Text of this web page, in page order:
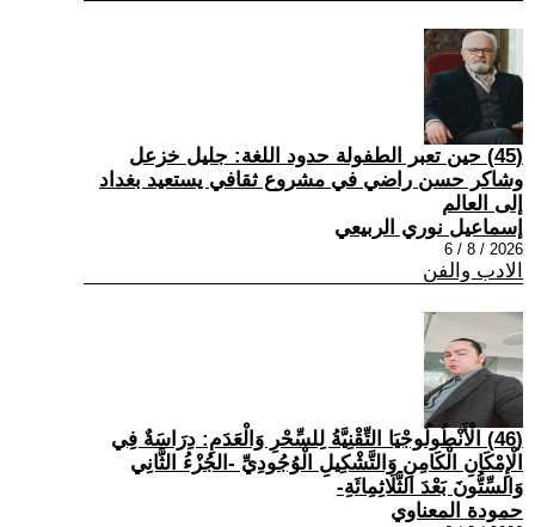
(45) حين تعبر الطفولة حدود اللغة: جليل خزعل
وشاكر حسن راضي في مشروع ثقافي يستعيد بغداد
إلى العالم
إسماعيل نوري الربيعي
2026 / 8 / 6
الادب والفن
(46) الْأَنْطُولُوجْيَا التِّقْنِيَّةُ لِلسِّحْرِ وَالْعَدَمِ: دِرَاسَةٌ فِي
الْإِمْكَانِ الْكَامِنِ وَالتَّشْكِيلِ الْوُجُودِيِّ -الجُزْءُ الثَّانِي
وَالسِّتُّونَ بَعْدَ الثَّلَاثِمِائَةِ-
حمودة المعناوي